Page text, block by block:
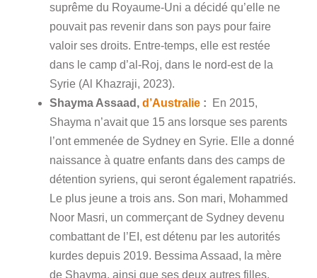
suprême du Royaume-Uni a décidé qu’elle ne
pouvait pas revenir dans son pays pour faire
valoir ses droits. Entre-temps, elle est restée
dans le camp d’al-Roj, dans le nord-est de la
Syrie (Al Khazraji, 2023).
Shayma Assaad, d’Australie :
En 2015,
Shayma n’avait que 15 ans lorsque ses parents
l’ont emmenée de Sydney en Syrie. Elle a donné
naissance à quatre enfants dans des camps de
détention syriens, qui seront également rapatriés.
Le plus jeune a trois ans. Son mari, Mohammed
Noor Masri, un commerçant de Sydney devenu
combattant de l’EI, est détenu par les autorités
kurdes depuis 2019. Bessima Assaad, la mère
de Shayma, ainsi que ses deux autres filles,